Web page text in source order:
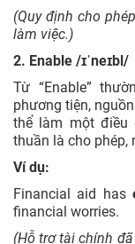
(Quy định cho
làm việc.)
2. Enable /ɪˈneɪbl/
Từ “Enable”
phương tiện,
thể làm một điều
thuần là cho phép,
Ví dụ:
Financial aid has
financial worries.
(Hỗ trợ tài chính